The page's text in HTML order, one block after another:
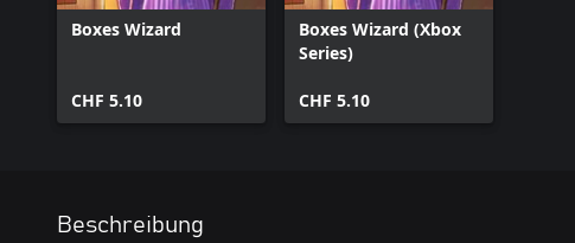
Boxes Wizard
CHF 5.10
Boxes Wizard (Xbox
Series)
CHF 5.10
Beschreibung